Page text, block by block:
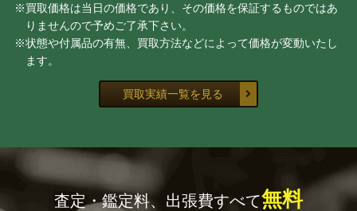
※買取価格は当日の価格であり、その価格を保証するものではあ
りませんので予めご了承下さい。
※状態や付属品の有無、買取方法などによって価格が変動いたし
ます。
買取実績一覧を見る
査定・鑑定料、出張費すべて無料